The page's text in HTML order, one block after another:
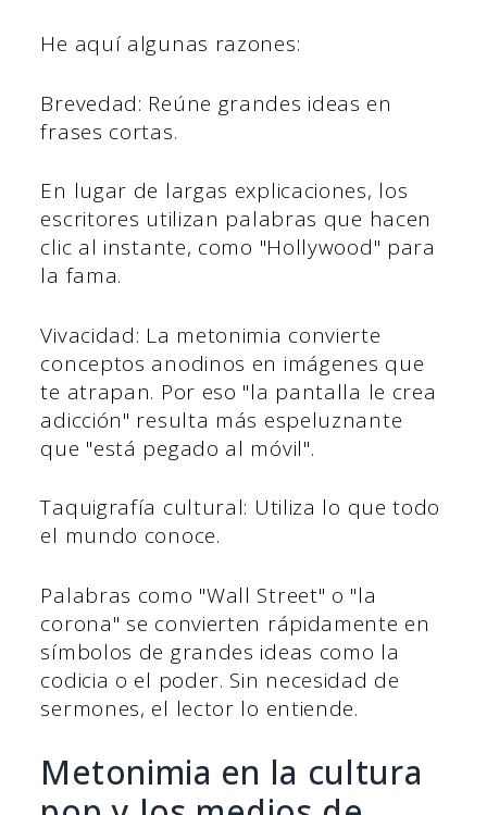
He aquí algunas razones:
Brevedad: Reúne grandes ideas en
frases cortas.
En lugar de largas explicaciones, los
escritores utilizan palabras que hacen
clic al instante, como "Hollywood" para
la fama.
Vivacidad: La metonimia convierte
conceptos anodinos en imágenes que
te atrapan. Por eso "la pantalla le crea
adicción" resulta más espeluznante
que "está pegado al móvil".
Taquigrafía cultural: Utiliza lo que todo
el mundo conoce.
Palabras como "Wall Street" o "la
corona" se convierten rápidamente en
símbolos de grandes ideas como la
codicia o el poder. Sin necesidad de
sermones, el lector lo entiende.
Metonimia en la cultura